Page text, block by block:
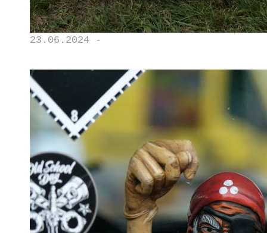
23.06.2024 -